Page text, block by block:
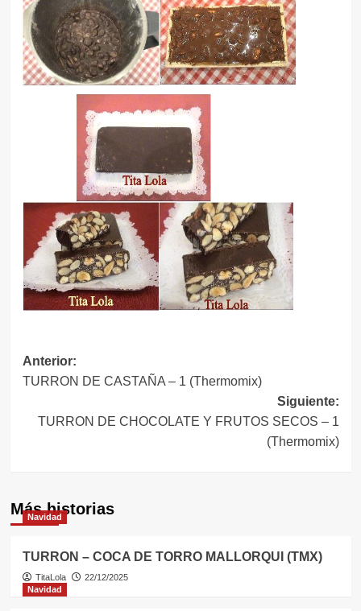
Navegación
de
entradas
Anterior:
TURRON DE CASTAÑA – 1 (Thermomix)
Siguiente:
TURRON DE CHOCOLATE Y FRUTOS SECOS – 1
(Thermomix)
Más historias
Navidad
TURRON – COCA DE TORRO MALLORQUI (TMX)
TitaLola
22/12/2025
Navidad